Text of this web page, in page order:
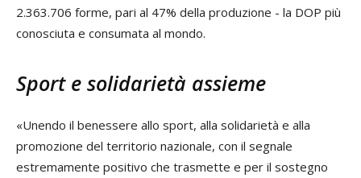
2.363.706 forme, pari al 47% della produzione - la DOP più
conosciuta e consumata al mondo.
Sport e solidarietà assieme
«Unendo il benessere allo sport, alla solidarietà e alla
promozione del territorio nazionale, con il segnale
estremamente positivo che trasmette e per il sostegno